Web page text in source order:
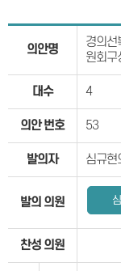
의안명
경의선
원회구
대수 4
의안 번호 53
발의자 심규현
발의 의원
찬성 의원